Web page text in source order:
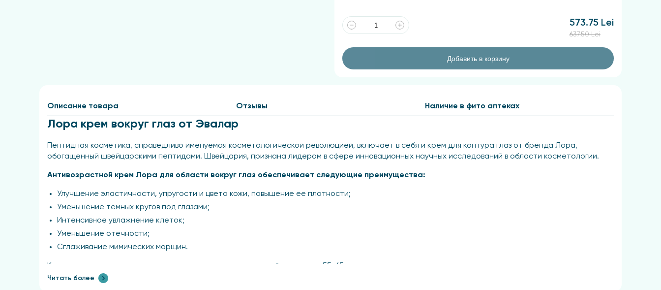
573.75 Lei
637.50 Lei
Добавить в корзину
Описание товара
Лора крем вокруг глаз от Эвалар
Пептидная косметика, справедливо именуемая косметологической революцией, включает в себя и крем для контура глаз от бренда Лора,
обогащенный швейцарскими пептидами. Швейцария, признана лидером в сфере инновационных научных исследований в области косметологии.
Антивозрастной крем Лора для области вокруг глаз обеспечивает следующие преимущества:
Улучшение эластичности, упругости и цвета кожи, повышение ее плотности;
Уменьшение темных кругов под глазами;
Интенсивное увлажнение клеток;
Уменьшение отечности;
Сглаживание мимических морщин.
Клинические исследования с участием женщин в возрастной категории 55-65 лет продемонстрировали, что пептидная косметика существенно
снижает количество морщин и оказывает омолаживающее воздействие.
Читать более
Отзывы Наличие в фито аптеках